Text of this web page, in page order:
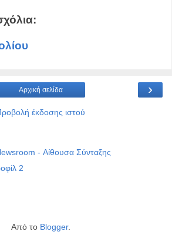
›
Αρχική σελίδα
έκδοσης ιστού
- Αίθουσα Σύνταξης
2
Από το Blogger.